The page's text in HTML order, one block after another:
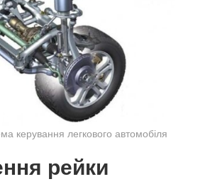
керування легкового автомобіля
рейки